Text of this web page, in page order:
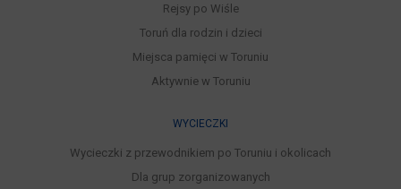
Rejsy po Wiśle
Toruń dla rodzin i dzieci
Miejsca pamięci w Toruniu
Aktywnie w Toruniu
WYCIECZKI
Wycieczki z przewodnikiem po Toruniu i okolicach
Dla grup zorganizowanych